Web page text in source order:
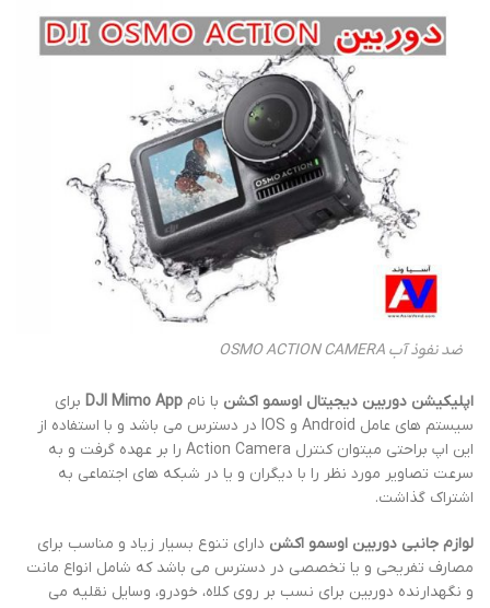
ضد نفوذ آب OSMO ACTION CAMERA
اپلیکیشن دوربین دیجیتال اوسمو اکشن با نام
برای
سیستم های عامل Android و IOS در دسترس می باشد و با استفاده از
این اپ براحتی میتوان کنترل Action Camera را بر عهده گرفت و به
سرعت تصاویر مورد نظر را با دیگران و یا در شبکه های اجتماعی به
اشتراک گذاشت.
لوازم جانبی دوربین اوسمو اکشن دارای تنوع بسیار زیاد و مناسب برای
مصارف تفریحی و یا تخصصی در دسترس می باشد که شامل انواع مانت
و نگهدارنده دوربین برای نسب بر روی کلاه، خودرو، وسایل نقلیه می